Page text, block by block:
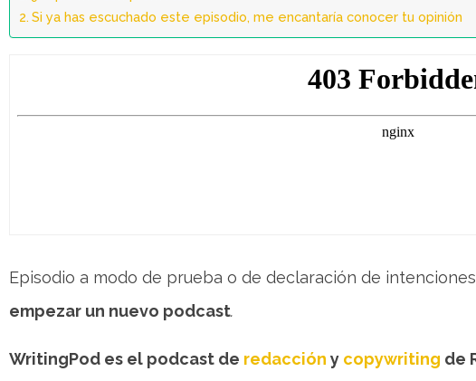
Si ya has escuchado este episodio, me encantaría conocer tu opinión
Episodio a modo de prueba o de declaración de
empezar un nuevo podcast.
WritingPod es el podcast de redacción y copywriting de